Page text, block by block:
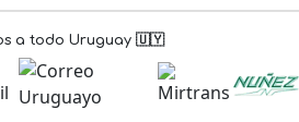
a todo Uruguay 🇺🇾